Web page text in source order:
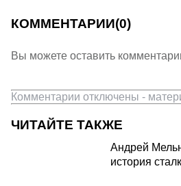
КОММЕНТАРИИ(0)
Вы можете оставить
Комментарии отключены -
ЧИТАЙТЕ ТАКЖЕ
Андрей
история